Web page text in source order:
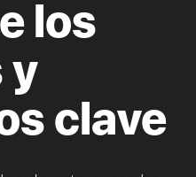
los
y
clave